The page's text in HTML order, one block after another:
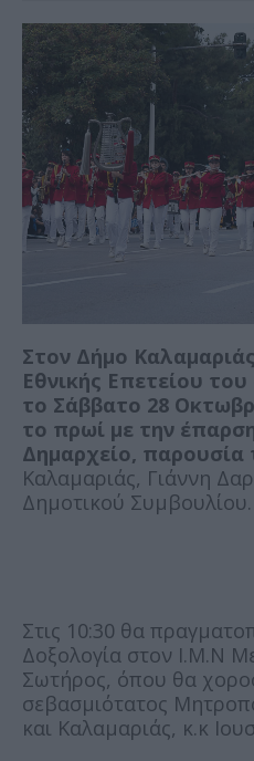
Στον Δήμο
Εθνικής Επετείου του
το Σάββατο 28
το πρωί με την
Δημαρχείο, παρουσία
Καλαμαριάς, Γιάννη
Δημοτικού Συμβουλίου.
Στις 10:30 θα
Δοξολογία στον Ι.Μ.Ν
Σωτήρος, όπου θα
σεβασμιότατος
και Καλαμαριάς, κ.κ